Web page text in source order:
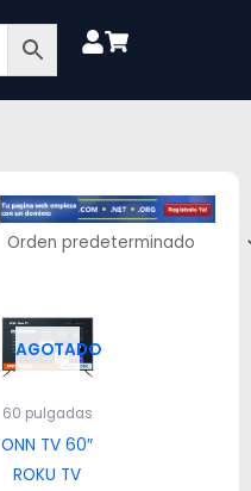
AGOTADO
60 pulgadas
ONN TV 60″
ROKU TV